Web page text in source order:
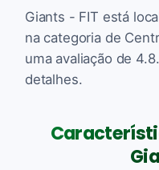
Giants - FIT está
na categoria de
uma avaliação de
detalhes.